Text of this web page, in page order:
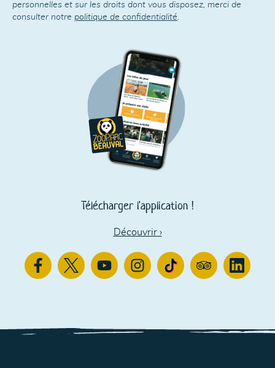
personnelles et sur les droits dont vous disposez, merci de
consulter notre politique de confidentialité.
Télécharger l'application !
Découvrir›
FacebookTwitterYoutubeInstagram
TikTok TripAdvisorLinkedin